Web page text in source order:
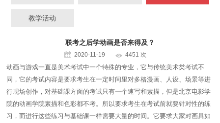
教学活动
联考之后学动画是否来得及？
2020-11-19 4451 次
动画与游戏一直是美术考试中一个特殊的专业，它与传统美术类考试不
同，它的考试内容是要求考生在一定时间里对多格漫画、人设、场景等进
行现场创作，对基础课方面的考试只有一个速写和素描，但是北京电影学
院的动画学院素描和色彩都不考。所以要求考生在考试前就要针对性的练
习，而进行这些练习与基础课一样需要大量的时间。它要求大家对画具如